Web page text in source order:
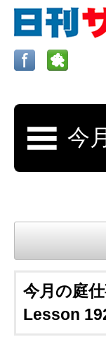
ロサンゼルスの
日刊サン
更新、求人
今月の庭
Lesson